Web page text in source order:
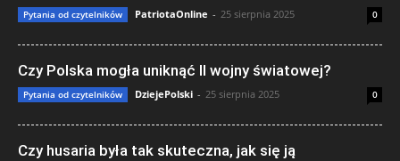
Pytania od czytelników PatriotaOnline - 25 sierpnia 2025 0
Czy Polska mogła uniknąć II wojny światowej?
Pytania od czytelników DziejePolski - 25 sierpnia 2025 0
Czy husaria była tak skuteczna, jak się ją